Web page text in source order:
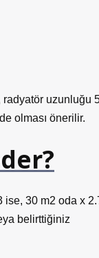
radyatör uzunluğu
olması önerilir.
ise, 30 m2 oda x
belirttiğiniz